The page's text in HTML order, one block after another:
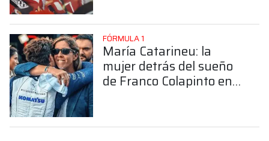
FÓRMULA 1
María Catarineu: la
mujer detrás del sueño
de Franco Colapinto en